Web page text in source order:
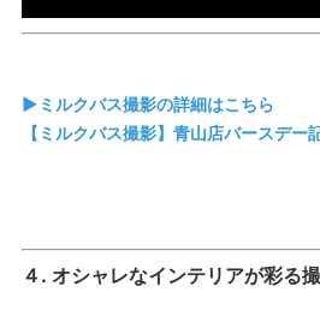
▶ミルクバス撮影の詳細はこちら
【ミルクバス撮影】青山店バースデ
４ . オシャレなインテリアが彩る